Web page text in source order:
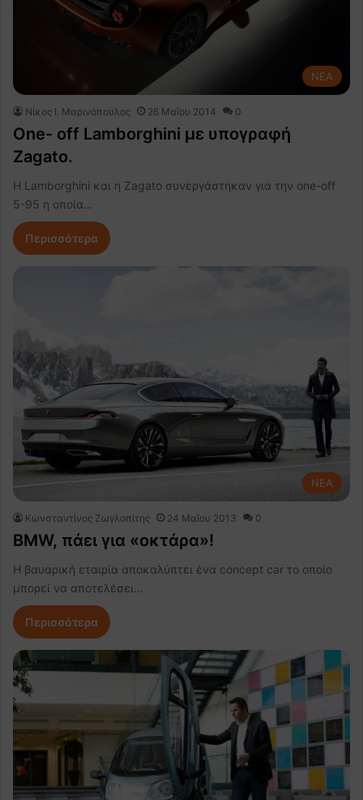
NEA
Nίκος Ι. Mαρινόπουλος 26 Μαΐου 2014 0
One- off Lamborghini με υπογραφή
Zagato.
Η Lamborghini και η Zagato συνεργάστηκαν για την one-off
5-95 η οποία…
Περισσότερα
NEA
Κωνσταντίνος Ζωγλοπίτης 24 Μαΐου 2013 0
BMW, πάει για «οκτάρα»!
Η βαυαρική εταιρία αποκαλύπτει ένα concept car το οποίο
μπορεί να αποτελέσει…
Περισσότερα